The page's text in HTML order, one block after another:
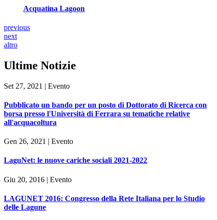
Acquatina Lagoon
previous
next
altro
Ultime Notizie
Set 27, 2021 | Evento
Pubblicato un bando per un posto di Dottorato di Ricerca con
borsa presso l'Università di Ferrara su tematiche relative
all'acquacoltura
Gen 26, 2021 | Evento
LaguNet: le nuove cariche sociali 2021-2022
Giu 20, 2016 | Evento
LAGUNET 2016: Congresso della Rete Italiana per lo Studio
delle Lagune